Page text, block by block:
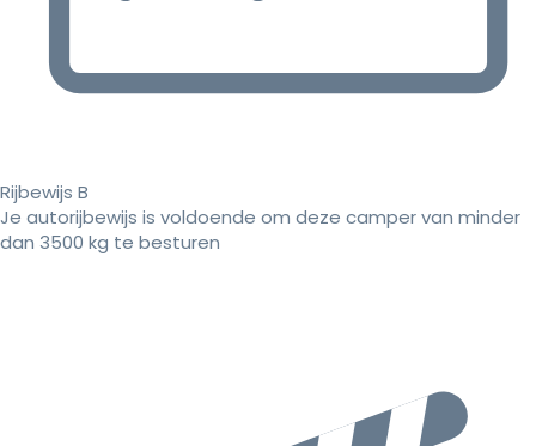
Rijbewijs B
Je autorijbewijs is voldoende om deze camper van minder
dan 3500 kg te besturen